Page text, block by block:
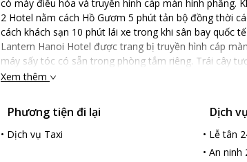
có máy điều hòa và truyền hình cáp màn hình phẳng.
2 Hotel nằm cách Hồ Gươm 5 phút tản bộ đồng thời
cách khách sạn 10 phút lái xe trong khi sân bay quốc
Lantern Hanoi Hotel được trang bị truyền hình cáp
máy sấy tóc có sẵn trong phòng tắm riêng. Trái cây
sàng hỗ trợ quý khách với dịch vụ thuê xe hơi và tiện
Xem thêm
Phương tiện đi lại
• Dịch vụ Taxi
Dịch
• Lễ tân
•An ninh